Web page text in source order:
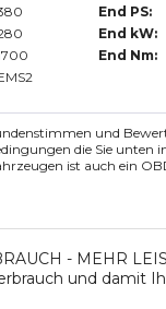
End PS:
End kW:
End Nm:
und
die Sie unten
ist auch ein
- MEHR
und damit